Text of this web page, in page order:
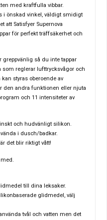
med kraftfulla vibbar.
i önskad vinkel, väldigt smidigt
att Satisfyer Supernova
för perfekt träffsäkerhet och
så du inte tappar
som reglerar lufttrycksvågor och
styras oberoende av
den andra funktionen eller njuta
och 11 intensiteter av
och hudvänligt silikon.
i dusch/badkar.
det blir riktigt vått!
till dina leksaker.
glidmedel, välj
tvål och vatten men det